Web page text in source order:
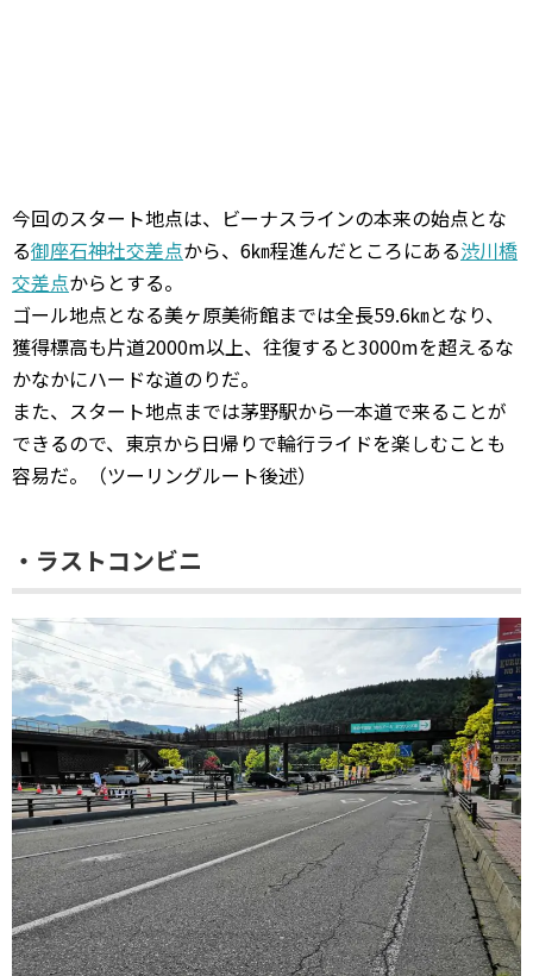
今回のスタート地点は、ビーナスラインの本来の始点とな
る御座石神社交差点から、6㎞程進んだところにある渋川橋
交差点からとする。
ゴール地点となる美ヶ原美術館までは全長59.6㎞となり、
獲得標高も片道2000m以上、往復すると3000mを超えるな
かなかにハードな道のりだ。
また、スタート地点までは茅野駅から一本道で来ることが
できるので、東京から日帰りで輪行ライドを楽しむことも
容易だ。（ツーリングルート後述）
・ラストコンビニ